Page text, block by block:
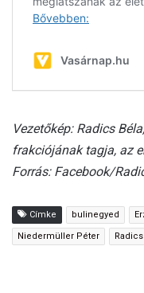
Vezetőkép: Radics
frakciójának tagja, az
Forrás: Facebook/
Címke bulinegyed
Niedermüller Péter